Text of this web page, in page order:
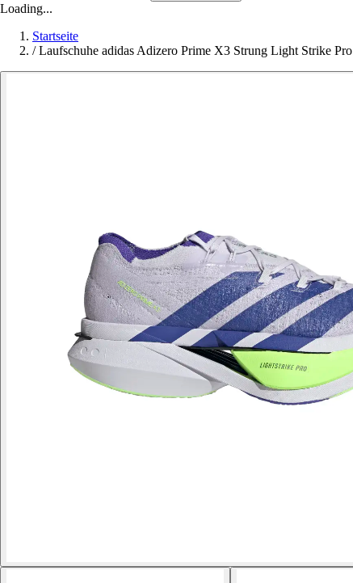
Loading...
Startseite
/ Laufschuhe adidas Adizero Prime X3 Strung Light Strike Pro